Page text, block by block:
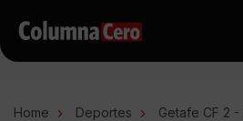
Home Deportes
Getafe CF 2 -